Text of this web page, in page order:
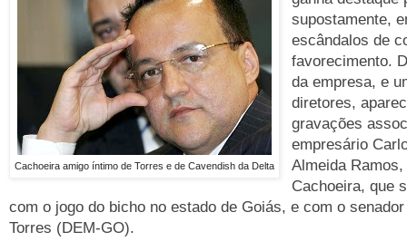
Cachoeira amigo íntimo de Torres e de Cavendish da Delta
supostamente,
escândalos de
favorecimento.
da empresa, e
diretores,
gravações
empresário
Almeida
Cachoeira, que
com o jogo do bicho no estado de Goiás, e com o
Torres (DEM-GO).